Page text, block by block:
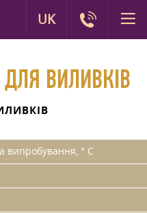
ДЛЯ ВИЛИВКІВ
випробування, ° С
UK